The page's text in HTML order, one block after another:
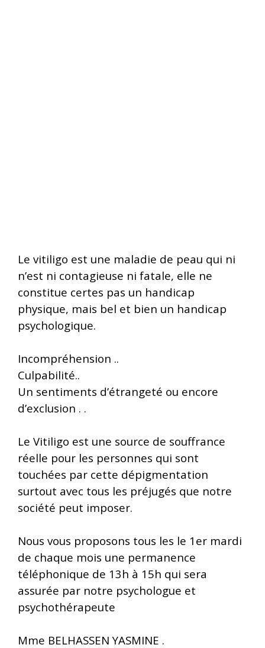
Le vitiligo est une maladie de peau qui ni
n’est ni contagieuse ni fatale, elle ne
constitue certes pas un handicap
physique, mais bel et bien un handicap
psychologique.
Incompréhension ..
Culpabilité..
Un sentiments d’étrangeté ou encore
d’exclusion . .
Le Vitiligo est une source de souffrance
réelle pour les personnes qui sont
touchées par cette dépigmentation
surtout avec tous les préjugés que notre
société peut imposer.
Nous vous proposons tous les le 1er mardi
de chaque mois une permanence
téléphonique de 13h à 15h qui sera
assurée par notre psychologue et
psychothérapeute
Mme BELHASSEN YASMINE .